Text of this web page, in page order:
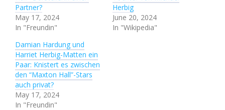
Partner?
May 17, 2024
In "Freundin"
Herbig
June 20, 2024
In "Wikipedia"
Damian Hardung und
Harriet Herbig-Matten ein
Paar: Knistert es zwischen
den “Maxton Hall”-Stars
auch privat?
May 17, 2024
In "Freundin"